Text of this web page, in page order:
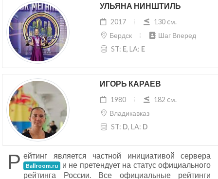
УЛЬЯНА НИНШТИЛЬ
2017
130 cм.
Бердск
Шаг Вперед
ST: E, LA: E
ИГОРЬ КАРАЕВ
1980
182 cм.
Владикавказ
ST: D, LA: D
Р ейтинг является частной инициативой сервера
Ballroom.ru и не претендует на статус официального
рейтинга России. Все официальные рейтинги